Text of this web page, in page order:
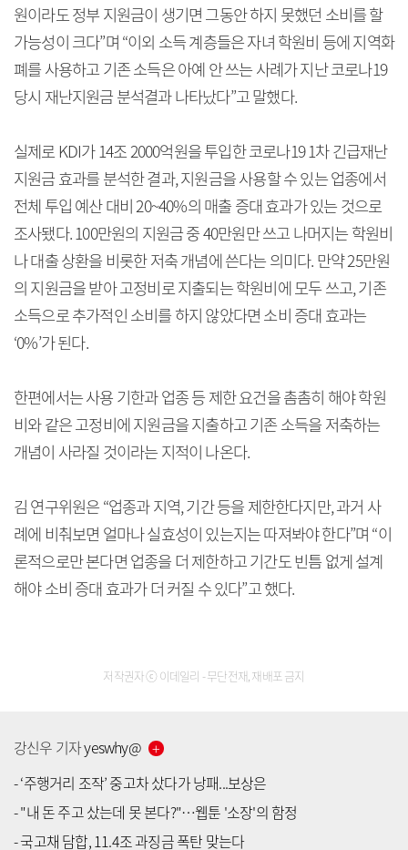
원이라도 정부 지원금이 생기면 그동안 하지 못했던 소비를 할
가능성이 크다”며 “이외 소득 계층들은 자녀 학원비 등에 지역화
폐를 사용하고 기존 소득은 아예 안 쓰는 사례가 지난 코로나19
당시 재난지원금 분석결과 나타났다”고 말했다.
실제로 KDI가 14조 2000억원을 투입한 코로나19 1차 긴급재난
지원금 효과를 분석한 결과, 지원금을 사용할 수 있는 업종에서
전체 투입 예산 대비 20~40%의 매출 증대 효과가 있는 것으로
조사됐다. 100만원의 지원금 중 40만원만 쓰고 나머지는 학원비
나 대출 상환을 비롯한 저축 개념에 쓴다는 의미다. 만약 25만원
의 지원금을 받아 고정비로 지출되는 학원비에 모두 쓰고, 기존
소득으로 추가적인 소비를 하지 않았다면 소비 증대 효과는
‘0%’가 된다.
한편에서는 사용 기한과 업종 등 제한 요건을 촘촘히 해야 학원
비와 같은 고정비에 지원금을 지출하고 기존 소득을 저축하는
개념이 사라질 것이라는 지적이 나온다.
김 연구위원은 “업종과 지역, 기간 등을 제한한다지만, 과거 사
례에 비춰보면 얼마나 실효성이 있는지는 따져봐야 한다”며 “이
론적으로만 본다면 업종을 더 제한하고 기간도 빈틈 없게 설계
해야 소비 증대 효과가 더 커질 수 있다”고 했다.
저작권자 ⓒ 이데일리 - 무단전재, 재배포 금지
강신우 기자yeswhy@
-‘주행거리 조작’ 중고차 샀다가 낭패...보상은
-"내 돈 주고 샀는데 못 본다?"…웹툰 '소장'의 함정
-국고채 담합, 11.4조 과징금 폭탄 맞는다
[공지] 유료서비스 가입 안내